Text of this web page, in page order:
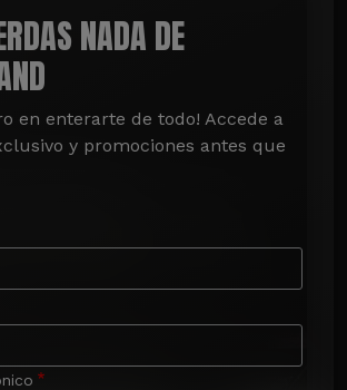
NADA DE
en enterarte de todo! Accede a
y promociones antes que